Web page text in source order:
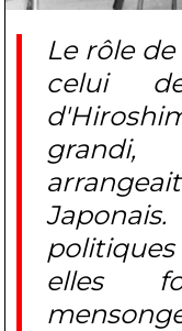
Le rôle
celui
elles